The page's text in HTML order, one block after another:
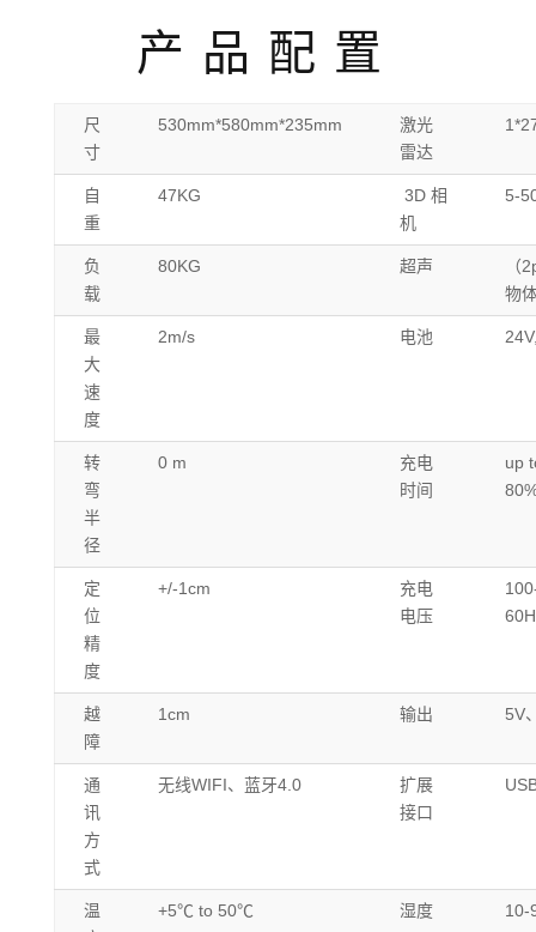
产品配置
尺
寸
530mm*580mm*235mm
激光
雷达
自
重
47KG
3D 相
机
5-
负
载
80KG 超声
（
物
最
大
速
度
2m/s 电池
转
弯
半
径
0 m
充电
时间
up
定
位
精
度
+/-1cm
充电
电压
越
障
1cm 输出 5V
通
讯
方
式
无线WIFI、蓝牙4.0
扩展
接口
温
+5℃ to 50℃ 湿度 10-